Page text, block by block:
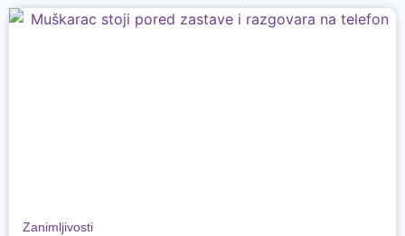
Zanimljivosti